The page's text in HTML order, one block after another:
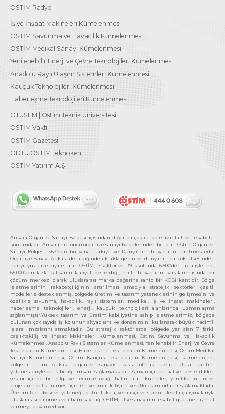
OSTİM Radyo
İş ve İnşaat Makineleri Kümelenmesi
OSTİM Savunma ve Havacılık Kümelenmesi
OSTİM Medikal Sanayi Kümelenmesi
Yenilenebilir Enerji ve Çevre Teknolojileri Kümelenmesi
Anadolu Raylı Ulaşım Sistemleri Kümelenmesi
Kauçuk Teknolojileri Kümelenmesi
Haberleşme Teknolojileri Kümelenmesi
OTÜSEM | Ostim Teknik Üniversitesi
OSTİM Vakfı
OSTİM Gazetesi
ODTÜ OSTİM Teknokent
OSTİM Yatırım A.Ş.
Ankara Organize Sanayi Bölgesi açısından diğer bir çok ile göre avantajlı ve rekabetçi
konumdadır. Ankara’nın öncü organize sanayi bölgelerinden biri olan Ostim Organize
Sanayi Bölgesi 1967’den bu yana Türkiye ve Dünya’nın ihtiyaçlarını üretmektedir.
Organize Sanayi Ankara denildiğinde ilk akla gelen ve dünyanın bir çok ülkesinden
her yıl yüzlerce ziyaret alan OSTİM, 17 sektör ve 139 işkolunda, 6.500’den fazla işletme,
65.000’den fazla çalışanın faaliyet gösterdiği, milli ihtiyaçların karşılanmasında bir
çözüm merkezi olarak uluslararası marka değerine sahip bir KOBİ kentidir. Bölge
işletmelerinin rekabetçiliğinin artırılması amacıyla stratejik sektörler çeşitli
modellerle desteklenmiş, bölgede üretim ve tasarım yeteneklerinin gelişmesini ve
özellikle savunma, havacılık, raylı sistemler, medikal, iş ve inşaat makineleri,
haberleşme teknolojileri, enerji, kauçuk teknolojileri alanlarında uzmanlaşma
sağlanmıştır.Yüksek tasarım ve üretim kabiliyetine sahip işletmelerimiz, bölgede
bulunan çok sayıda iş kolunun altyapısını ve donanımını kullanarak büyük hacimli
işlere imzalarını atmaktadır. Bu stratejik sektörlerde bölgede yer alan 7 farklı
başlıktaki(İş ve inşaat Makineleri Kümelenmesi, Ostim Savunma ve Havacılık
Kümelenmesi, Anadolu Raylı Sistemler Kümelenmesi, Yenilenebilir Enerji ve Çevre
Teknolojileri Kümelenmesi, Haberleşme Teknolojileri Kümelenmesi, Ostim Medikal
Sanayi Kümelenmesi, Ostim Kauçuk Teknolojileri Kümelenmesi) kümelenme,
bölgenin tüm Ankara organize sanayisi başta olmak üzere ulusal üretim
yetenekleriyle de iş birliği imkanı sağlamaktadır. Zaman içinde faaliyet gösterdikleri
sektör içinde bir bilgi ve tecrübe odağı halini alan kümeler, yenilikçi ürün ve
projelerin geliştirilmesi için en verimli iletişim ve etkileşim ortamı sağlamaktadır.
Üretim tecrübesi ve yeteneği; bütünlükçü, yenilikçi ve sürdürülebilir çalışmalarıyla
uluslararası bir örnek ve ilham kaynağı OSTİM, ülke sanayinin rekabet gücüne hizmet
vermeye devam ediyor.